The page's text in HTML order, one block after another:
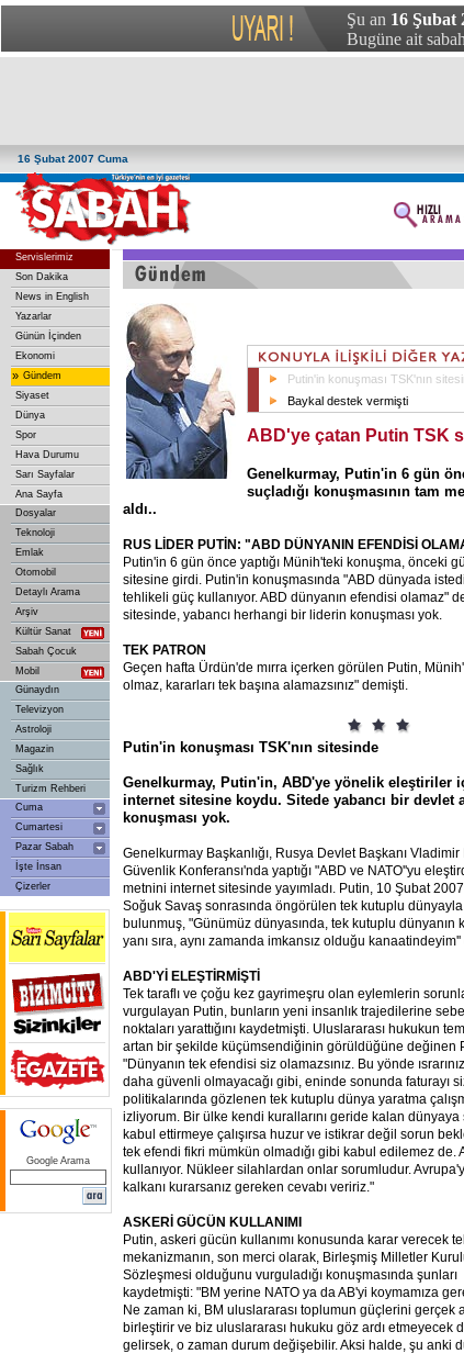
Şu an 16 Şubat
Bugüne ait
16 Şubat 2007 Cuma
Servislerimiz
Son Dakika
News in English
Yazarlar
Günün İçinden
Ekonomi
» Gündem
Siyaset
Dünya
Spor
Hava Durumu
Sarı Sayfalar
Ana Sayfa
Dosyalar
Teknoloji
Emlak
Otomobil
Detaylı Arama
Arşiv
Kültür Sanat
Sabah Çocuk
Mobil
Günaydın
Televizyon
Astroloji
Magazin
Sağlık
Turizm Rehberi
Cuma
Cumartesi
Pazar Sabah
İşte İnsan
Çizerler
Google Arama
Putin'in konuşması TSK'nın
Baykal destek vermişti
ABD'ye çatan Putin TSK
Genelkurmay, Putin'in 6 gün
suçladığı konuşmasının tam
aldı..
RUS LİDER PUTİN: "ABD DÜNYANIN EFENDİSİ
Putin'in 6 gün önce yaptığı Münih'teki konuşma, önceki
sitesine girdi. Putin'in konuşmasında "ABD dünyada
tehlikeli güç kullanıyor. ABD dünyanın efendisi olamaz"
sitesinde, yabancı herhangi bir liderin konuşması yok.
TEK PATRON
Geçen hafta Ürdün'de mırra içerken görülen Putin,
olmaz, kararları tek başına alamazsınız" demişti.
Putin'in konuşması TSK'nın sitesinde
Genelkurmay, Putin'in, ABD'ye yönelik eleştiriler
internet sitesine koydu. Sitede yabancı bir devlet
konuşması yok.
Genelkurmay Başkanlığı, Rusya Devlet Başkanı
Güvenlik Konferansı'nda yaptığı "ABD ve NATO''yu
metnini internet sitesinde yayımladı. Putin, 10 Şubat
Soğuk Savaş sonrasında öngörülen tek kutuplu
bulunmuş, "Günümüz dünyasında, tek kutuplu dünyanın
yanı sıra, aynı zamanda imkansız olduğu
ABD'Yİ ELEŞTİRMİŞTİ
Tek taraflı ve çoğu kez gayrimeşru olan eylemlerin
vurgulayan Putin, bunların yeni insanlık trajedilerine
noktaları yarattığını kaydetmişti. Uluslararası hukukun
artan bir şekilde küçümsendiğinin görüldüğüne değinen
"Dünyanın tek efendisi siz olamazsınız. Bu yönde
daha güvenli olmayacağı gibi, eninde sonunda faturayı
politikalarında gözlenen tek kutuplu dünya yaratma
izliyorum. Bir ülke kendi kurallarını geride kalan
kabul ettirmeye çalışırsa huzur ve istikrar değil sorun
tek efendi fikri mümkün olmadığı gibi kabul edilemez de.
kullanıyor. Nükleer silahlardan onlar sorumludur.
kalkanı kurarsanız gereken cevabı veririz."
ASKERİ GÜCÜN KULLANIMI
Putin, askeri gücün kullanımı konusunda karar verecek
mekanizmanın, son merci olarak, Birleşmiş Milletler
Sözleşmesi olduğunu vurguladığı konuşmasında şunları
kaydetmişti: "BM yerine NATO ya da AB'yi koymamıza
Ne zaman ki, BM uluslararası toplumun güçlerini gerçek
birleştirir ve biz uluslararası hukuku göz ardı etmeyecek
gelirsek, o zaman durum değişebilir. Aksi halde, şu anki